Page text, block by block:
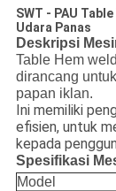
SWT - PAU
Udara Panas
Deskripsi
Table Hem
dirancang
papan iklan.
Ini memiliki
efisien, untuk
kepada
Spesifikasi
Model